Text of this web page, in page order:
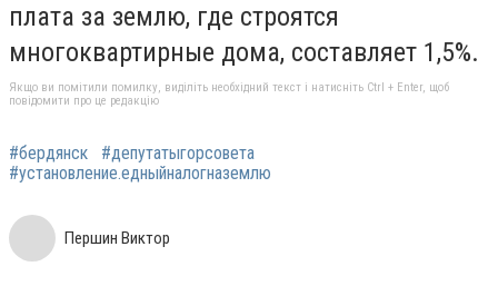
плата за землю, где строятся
многоквартирные дома, составляет 1,5%.
Якщо ви помітили помилку, виділіть необхідний текст і натисніть Ctrl + Enter, щоб
повідомити про це редакцію
#бердянск
#депутатыгорсовета
#установление.едныйналогназемлю
Першин Виктор